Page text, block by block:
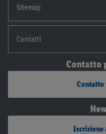
Sitemap
Contatti
Contatto
Iscrizione